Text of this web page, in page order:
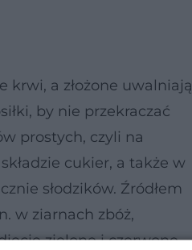
krwi, a złożone uwalniają
by nie przekraczać
prostych, czyli na
cukier, a także w
słodzików. Źródłem
w ziarnach zbóż,
zielone i czerwone